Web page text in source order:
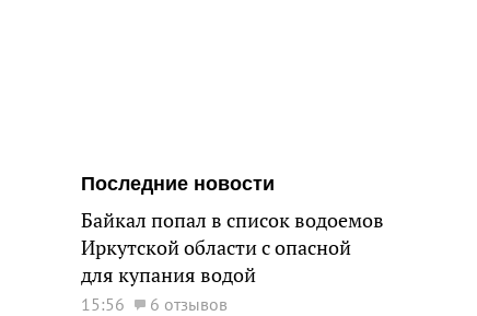
Последние новости
Байкал попал в список водоемов
Иркутской области с опасной
для купания водой
15:56 6 отзывов